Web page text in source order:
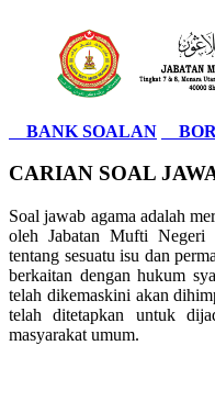
BANK SOALAN
CARIAN SOAL
Soal jawab agama adalah
oleh Jabatan Mufti Negeri
tentang sesuatu isu dan
berkaitan dengan hukum
telah dikemaskini akan
telah ditetapkan untuk
masyarakat umum.